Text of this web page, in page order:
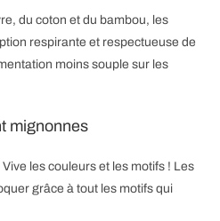
du coton et du bambou, les
respirante et respectueuse de
moins souple sur les
mignonnes
Vive les couleurs et les motifs ! Les
grâce à tout les motifs qui